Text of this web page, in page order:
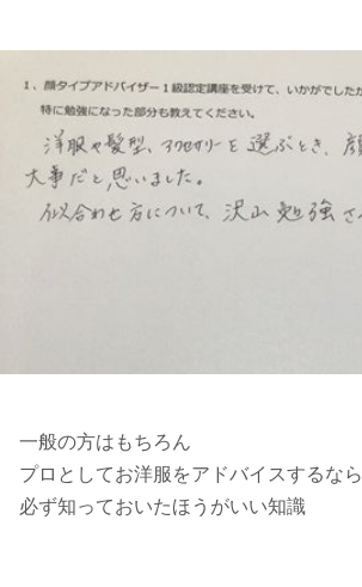
一般の方はもちろん
プロとしてお洋服をアドバイスするなら
必ず知っておいたほうがいい知識